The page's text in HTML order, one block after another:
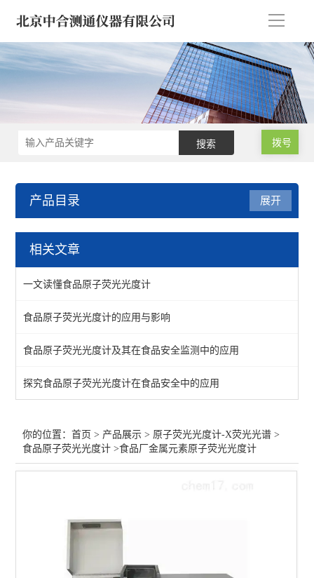
导
拨号
产品目录
原子荧光光度计-X荧光光谱
查看全部 >>
展开
相关文章
一文读懂食品原子荧光光度计
食品原子荧光光度计的应用与影响
食品原子荧光光度计及其在食品安全监测中的应用
探究食品原子荧光光度计在食品安全中的应用
你的位置：首页 > 产品展示 > 原子荧光光度计-X荧光光谱 >
食品原子荧光光度计 >食品厂金属元素原子荧光光度计